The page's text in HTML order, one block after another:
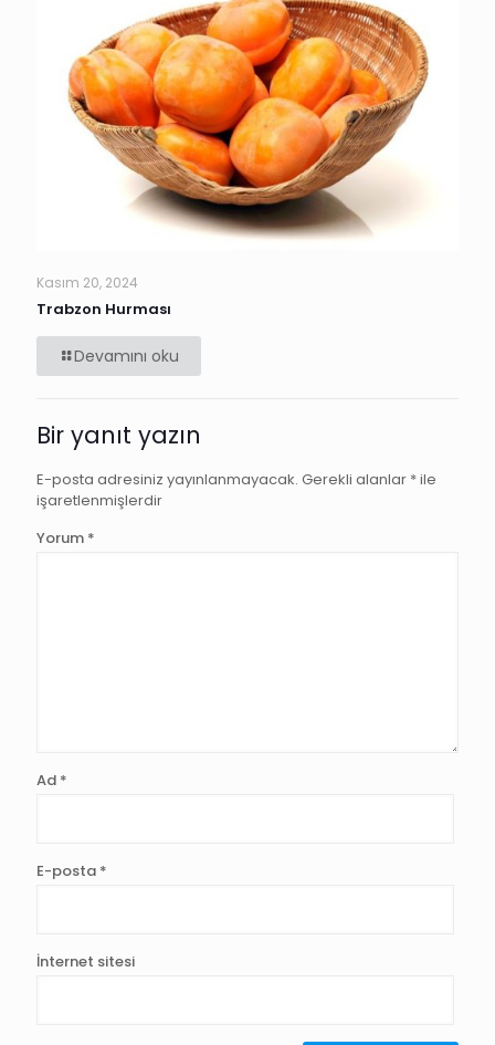
Kasım 20, 2024
Trabzon Hurması
Devamını oku
Bir yanıt yazın
E-posta adresiniz yayınlanmayacak. Gerekli alanlar *ile
işaretlenmişlerdir
Yorum *
Ad *
E-posta *
İnternet sitesi